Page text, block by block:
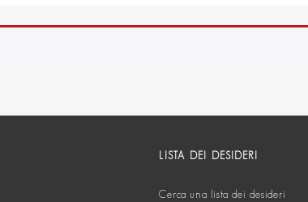
LISTA DEI DESIDERI
Cerca una lista dei desideri